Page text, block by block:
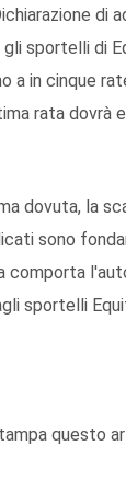
di
sportelli di
a in cinque
rata dovrà
dovuta, la
sono
comporta
sportelli
questo